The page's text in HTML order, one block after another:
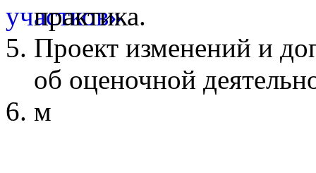
практика.
Проект изменений и
об оценочной
м